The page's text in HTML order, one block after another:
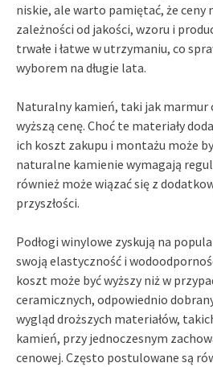
niskie, ale warto pamiętać, że ceny
zależności od jakości, wzoru i
trwałe i łatwe w utrzymaniu, co
wyborem na długie lata.
Naturalny kamień, taki jak marmur
wyższą cenę. Choć te materiały
ich koszt zakupu i montażu może
naturalne kamienie wymagają
również może wiązać się z
przyszłości.
Podłogi winylowe zyskują na
swoją elastyczność i
koszt może być wyższy niż w
ceramicznych, odpowiednio
wygląd droższych materiałów,
kamień, przy jednoczesnym
cenowej. Często postulowane są